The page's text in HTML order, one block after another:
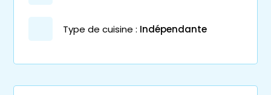
Type de cuisine : Indépendante